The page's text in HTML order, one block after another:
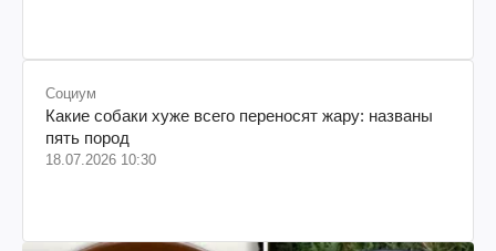
Социум
Какие собаки хуже всего переносят жару: названы
пять пород
18.07.2026 10:30